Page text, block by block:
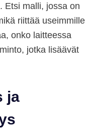
Etsi malli, jossa on
riittää useimmille
onko laitteessa
jotka lisäävät
ja